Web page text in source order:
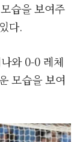
습을 보여주
다.
와 0-0 레체
모습을 보여